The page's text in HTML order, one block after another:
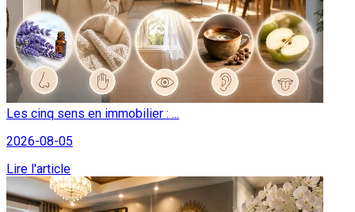
Les cinq sens en immobilier : ...
2026-08-05
Lire l'article